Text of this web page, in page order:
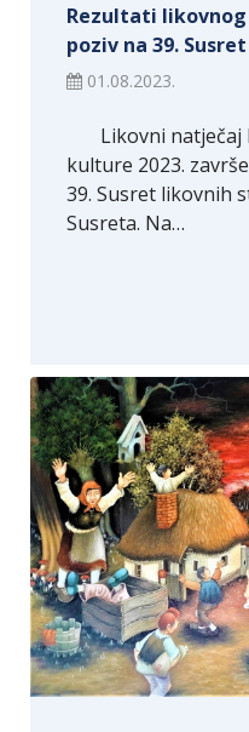
Rezultati likovnog
poziv na 39.
01.08.2023.
Likovni natječaj
kulture 2023.
39. Susret likovnih
Susreta. Na…